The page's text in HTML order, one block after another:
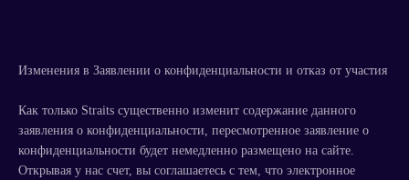
Изменения в Заявлении о конфиденциальности и отказ от участия
Как только Straits существенно изменит содержание данного
заявления о конфиденциальности, пересмотренное заявление о
конфиденциальности будет немедленно размещено на сайте.
Открывая у нас счет, вы соглашаетесь с тем, что электронное